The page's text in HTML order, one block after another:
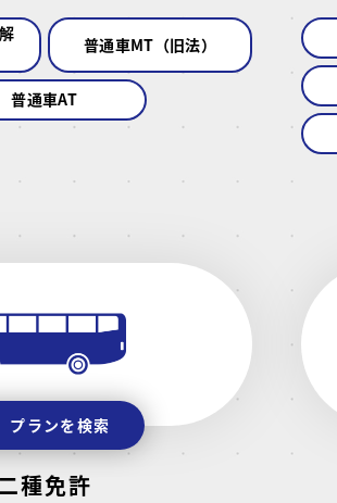
普通車MT（旧法）
普通車AT
プランを検索
種免許